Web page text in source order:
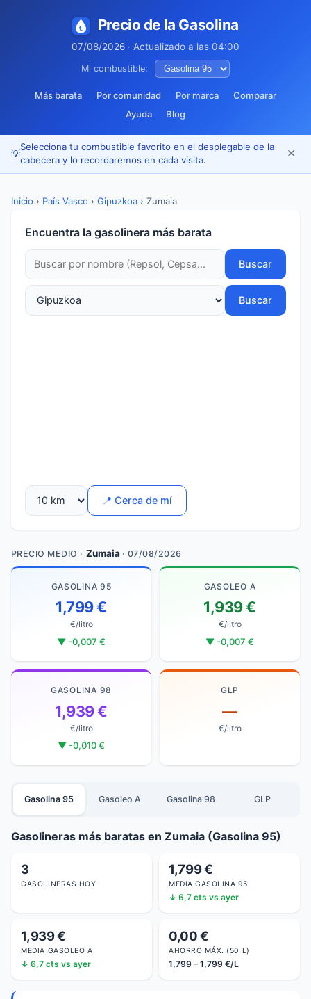
Precio de la Gasolina
07/08/2026 · Actualizado a las 04:00
Mi combustible:
Más barata Por comunidad Por marca
Comparar
Ayuda
Blog
💡
Selecciona tu combustible favorito en el desplegable de la
cabecera y lo recordaremos en cada visita.
✕
Inicio › País Vasco › Gipuzkoa › Zumaia
Encuentra la gasolinera más barata
Buscar
Buscar
📍 Cerca de mí
PRECIO MEDIO · Zumaia · 07/08/2026
GASOLINA 95
1,799 €
€/litro
▼ -0,007 €
GASOLEO A
1,939 €
€/litro
▼ -0,007 €
GASOLINA 98
1,939 €
€/litro
▼ -0,010 €
GLP
—
€/litro
Gasolina 95 Gasoleo A Gasolina 98 GLP
Gasolineras más baratas en Zumaia (Gasolina 95)
3
GASOLINERAS HOY
1,799 €
MEDIA GASOLINA 95
↓ 6,7 cts vs ayer
1,939 €
MEDIA GASOLEO A
↓ 6,7 cts vs ayer
0,00 €
AHORRO MÁX. (50 L)
1,799 – 1,799 €/L